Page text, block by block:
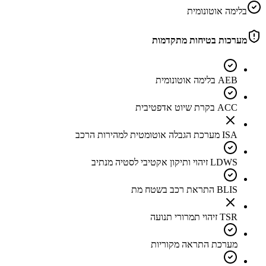
בלימה אוטונומית
מערכות בטיחות מתקדמות
AEB בלימה אוטונומית
ACC בקרת שיוט אדפטיבית
ISA מערכת הגבלה אוטומטית למהירות הרכב
LDWS זיהוי ותיקון אקטיבי לסטיה מנתיב
BLIS התראת רכב בשטח מת
TSR זיהוי תמרורי תנועה
מערכת התראה מקוריות